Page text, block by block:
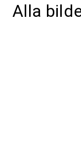
Alla